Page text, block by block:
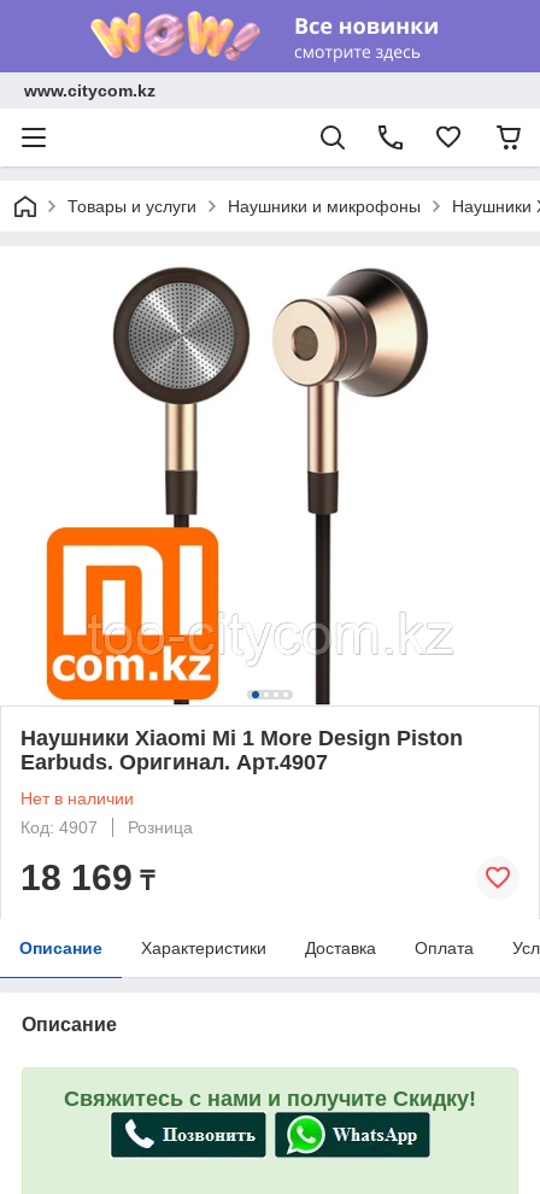
www.citycom.kz
Товары и услуги Наушники и микрофоны Наушники
Наушники Xiaomi Mi 1 More Design Piston
Earbuds. Оригинал. Арт.4907
Нет в наличии
Код: 4907
Розница
18 169 ₸
Описание Характеристики Доставка Оплата
Описание
Свяжитесь с нами и получите Скидку!